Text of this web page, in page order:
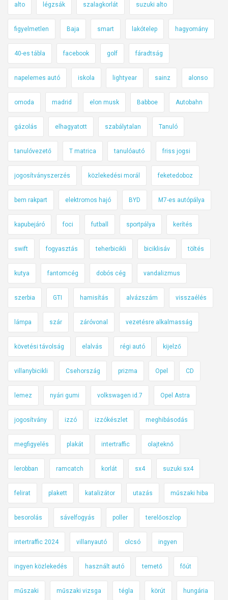
alto légzsák szalagkorlát suzuki alto
figyelmetlen Baja smart lakótelep hagyomány
40-es tábla facebook golf fáradtság
napelemes autó iskola lightyear sainz alonso
omoda madrid elon musk Babboe Autobahn
gázolás elhagyatott szabálytalan Tanuló
tanulóvezető T matrica tanulóautó friss jogsi
jogosítványszerzés közlekedési morál feketedoboz
bem rakpart elektromos hajó BYD M7-es autópálya
kapubejáró foci futball sportpálya kerítés
swift fogyasztás teherbicikli biciklisáv töltés
kutya fantomcég dobós cég vandalizmus
szerbia GTI hamisítás alvázszám visszaélés
lámpa szár záróvonal vezetésre alkalmasság
követési távolság elalvás régi autó kijelző
villanybicikli Csehország prizma Opel CD
lemez nyári gumi volkswagen id.7 Opel Astra
jogosítvány izzó izzókészlet meghibásodás
megfigyelés plakát intertraffic olajteknő
lerobban ramcatch korlát sx4 suzuki sx4
felirat plakett katalizátor utazás műszaki hiba
besorolás sávelfogyás poller terelőoszlop
intertraffic 2024 villanyautó olcsó ingyen
ingyen közlekedés használt autó temető főút
műszaki műszaki vizsga tégla körút hungária